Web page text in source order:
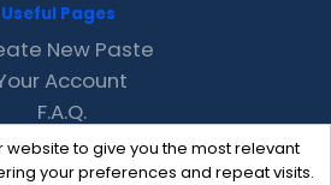
website to give you the most relevant
your preferences and repeat visits.
Useful Pages
New Paste
Account
F.A.Q.
Recent
Contact